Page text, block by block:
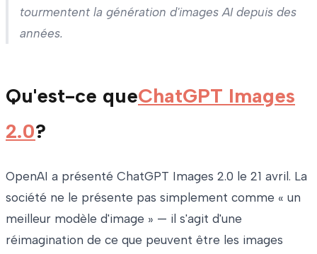
tourmentent la génération d'images AI depuis des
années.
Qu'est-ce queChatGPT Images
2.0?
OpenAI a présenté ChatGPT Images 2.0 le 21 avril. La
société ne le présente pas simplement comme « un
meilleur modèle d'image » — il s'agit d'une
réimagination de ce que peuvent être les images